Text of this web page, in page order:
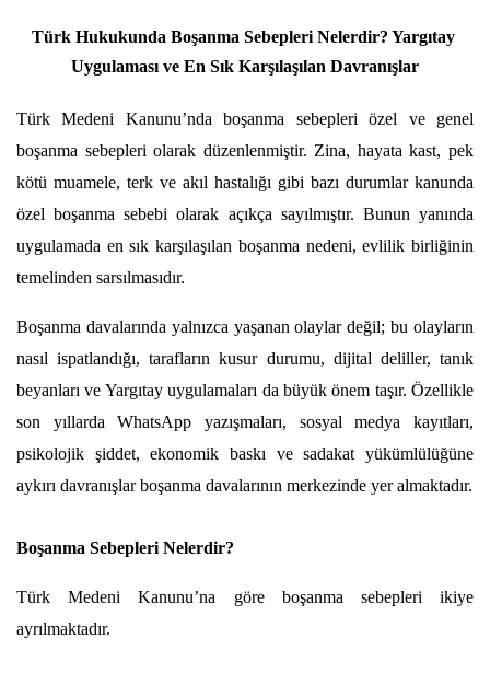
Türk Hukukunda Boşanma Sebepleri Nelerdir? Yargıtay
Uygulaması ve En Sık Karşılaşılan Davranışlar
Türk Medeni Kanunu’nda boşanma sebepleri özel ve genel
boşanma sebepleri olarak düzenlenmiştir. Zina, hayata kast, pek
kötü muamele, terk ve akıl hastalığı gibi bazı durumlar kanunda
özel boşanma sebebi olarak açıkça sayılmıştır. Bunun yanında
uygulamada en sık karşılaşılan boşanma nedeni, evlilik birliğinin
temelinden sarsılmasıdır.
Boşanma davalarında yalnızca yaşanan olaylar değil; bu olayların
nasıl ispatlandığı, tarafların kusur durumu, dijital deliller, tanık
beyanları ve Yargıtay uygulamaları da büyük önem taşır. Özellikle
son yıllarda WhatsApp yazışmaları, sosyal medya kayıtları,
psikolojik şiddet, ekonomik baskı ve sadakat yükümlülüğüne
aykırı davranışlar boşanma davalarının merkezinde yer almaktadır.
Boşanma Sebepleri Nelerdir?
Türk Medeni Kanunu’na göre boşanma sebepleri ikiye
ayrılmaktadır.